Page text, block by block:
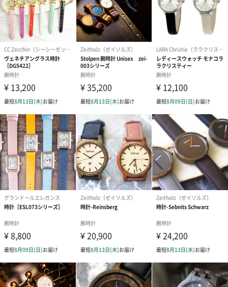
シンプルなデザインはギフトにもおすすめ
幅広い年代の方に似合うシンプルなデザインも魅力。
ベルトは、シンプルアジャスト方式を採用しており、付属の工具
を用いることでご自身でも簡単にサイズ調節が可能です。
誕生日や記念日、母の日や父の日といった、特別な日のギフトに
も、日常使いにもおすすめです。
カラー詳細
文字板：白
ケース：ピンクゴールド
カーフバンド：ブラウン
ギフトに最適なパッケージ
高級感・上質感のあるシンプルなシチズン専用boxが付きますの
で、プレゼントにもおすすめです。